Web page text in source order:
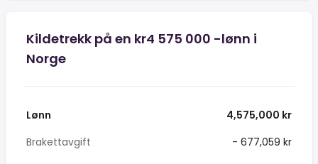
Kildetrekk på en kr4 575 000 -lønn i
Norge
Lønn
4,575,000 kr
Brakettavgift
- 677,059 kr